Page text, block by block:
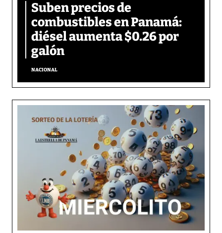
Suben precios de
combustibles en Panamá:
diésel aumenta $0.26 por
galón
NACIONAL